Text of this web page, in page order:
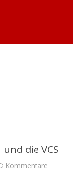
die VCS
Kommentare